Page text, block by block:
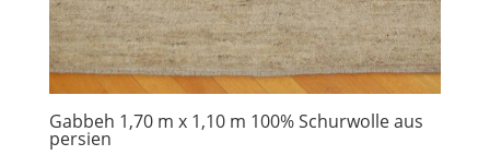
Gabbeh 1,70 m x 1,10 m 100% Schurwolle aus
persien